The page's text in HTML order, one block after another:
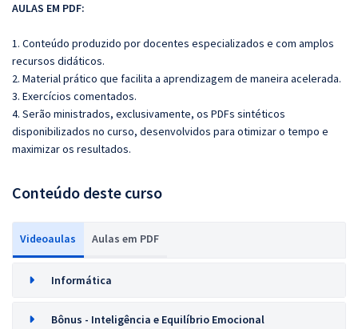
AULAS EM PDF:
1. Conteúdo produzido por docentes especializados e com amplos
recursos didáticos.
2. Material prático que facilita a aprendizagem de maneira acelerada.
3. Exercícios comentados.
4. Serão ministrados, exclusivamente, os PDFs sintéticos
disponibilizados no curso, desenvolvidos para otimizar o tempo e
maximizar os resultados.
Conteúdo deste curso
Videoaulas Aulas em PDF
Informática
Bônus - Inteligência e Equilíbrio Emocional